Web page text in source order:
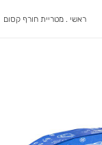
ראשי ראשי
מטריית חורף קסום